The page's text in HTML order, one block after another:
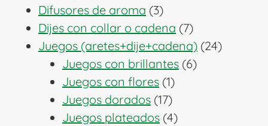
producto
Difusores de aroma 33
productos
Dijes con collar o cadena 77
productos
Juegos (aretes+dije+cadena) 2424
Juegos con brillantes 66
Juegos con flores 11
producto
Juegos dorados 1717
productos
Juegos plateados 44